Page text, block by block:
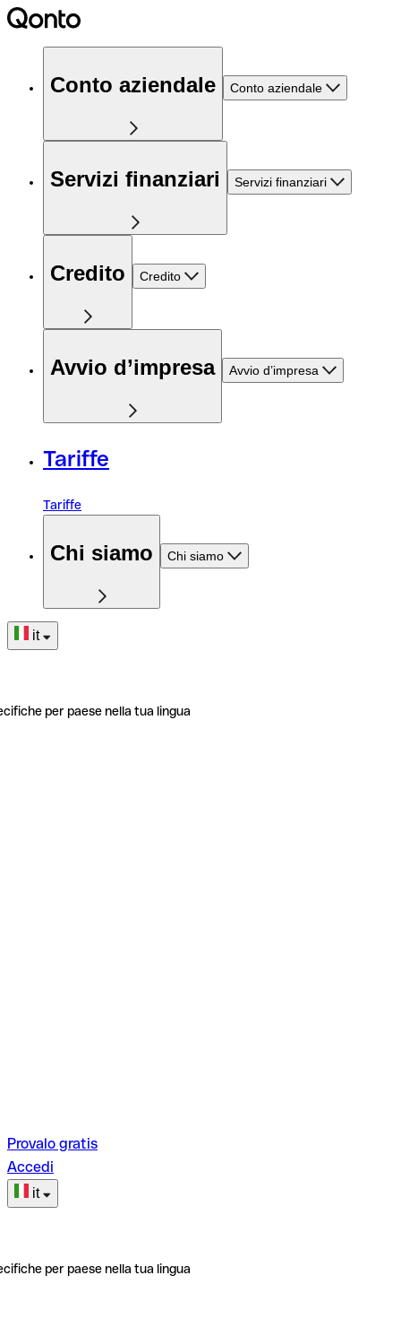
Conto aziendale Conto aziendale
Servizi finanziari Servizi finanziari
Credito Credito
Avvio d’impresa Avvio d’impresa
Tariffe
Tariffe
Chi siamo Chi siamo
it
per paese nella tua lingua
Provalo gratis
Accedi
it
per paese nella tua lingua